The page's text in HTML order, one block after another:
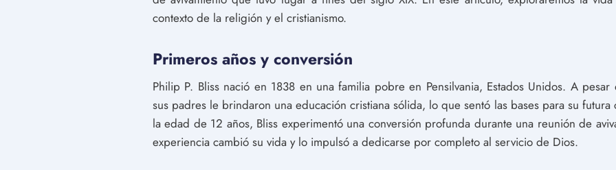
contexto de la religión y el cristianismo.
Primeros años y conversión
Philip P. Bliss nació en 1838 en una familia pobre en Pensilvania, Estados Unidos. A
sus padres le brindaron una educación cristiana sólida, lo que sentó las bases para su
la edad de 12 años, Bliss experimentó una conversión profunda durante una reunión de
experiencia cambió su vida y lo impulsó a dedicarse por completo al servicio de Dios.